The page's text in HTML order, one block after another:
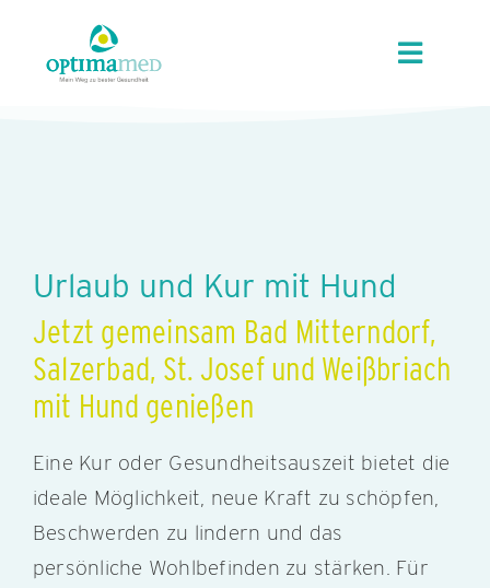
content
Toggle
LEISTUNGEN
ANGEBOTE
KARRIERE
AKTUELLES
KONTAKT
Urlaub und Kur mit Hund
Jetzt gemeinsam Bad Mitterndorf,
Salzerbad, St. Josef und Weißbriach
mit Hund genießen
Eine Kur oder Gesundheitsauszeit bietet die
ideale Möglichkeit, neue Kraft zu schöpfen,
Beschwerden zu lindern und das
persönliche Wohlbefinden zu stärken. Für